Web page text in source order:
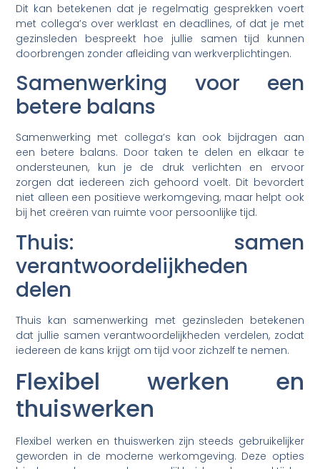
Dit kan betekenen dat je regelmatig gesprekken voert
met collega’s over werklast en deadlines, of dat je met
gezinsleden bespreekt hoe jullie samen tijd kunnen
doorbrengen zonder afleiding van werkverplichtingen.
Samenwerking voor een
betere balans
Samenwerking met collega’s kan ook bijdragen aan
een betere balans. Door taken te delen en elkaar te
ondersteunen, kun je de druk verlichten en ervoor
zorgen dat iedereen zich gehoord voelt. Dit bevordert
niet alleen een positieve werkomgeving, maar helpt ook
bij het creëren van ruimte voor persoonlijke tijd.
Thuis: samen
verantwoordelijkheden
delen
Thuis kan samenwerking met gezinsleden betekenen
dat jullie samen verantwoordelijkheden verdelen, zodat
iedereen de kans krijgt om tijd voor zichzelf te nemen.
Flexibel werken en
thuiswerken
Flexibel werken en thuiswerken zijn steeds gebruikelijker
geworden in de moderne werkomgeving. Deze opties